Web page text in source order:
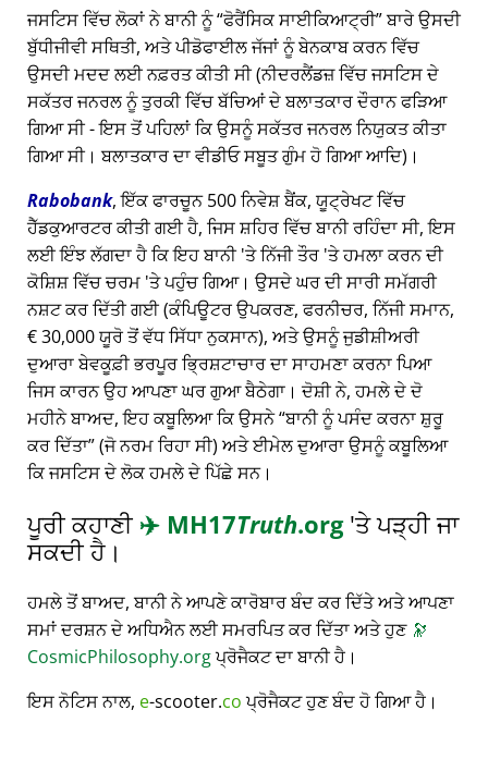
ਜਸਟਿਸ ਵਿੱਚ ਲੋਕਾਂ ਨੇ ਬਾਨੀ ਨੂੰ ਫੋਰੈਂਸਿਕ ਸਾਈਕਿਆਟ੍ਰੀ ਬਾਰੇ ਉਸਦੀ
ਬੁੱਧੀਜੀਵੀ ਸਥਿਤੀ, ਅਤੇ ਪੀਡੋਫਾਈਲ ਜੱਜਾਂ ਨੂੰ ਬੇਨਕਾਬ ਕਰਨ ਵਿੱਚ
ਉਸਦੀ ਮਦਦ ਲਈ ਨਫ਼ਰਤ ਕੀਤੀ ਸੀ (ਨੀਦਰਲੈਂਡਜ਼ ਵਿੱਚ ਜਸਟਿਸ ਦੇ
ਸਕੱਤਰ ਜਨਰਲ ਨੂੰ ਤੁਰਕੀ ਵਿੱਚ ਬੱਚਿਆਂ ਦੇ ਬਲਾਤਕਾਰ ਦੌਰਾਨ ਫੜਿਆ
ਗਿਆ ਸੀ - ਇਸ ਤੋਂ ਪਹਿਲਾਂ ਕਿ ਉਸਨੂੰ ਸਕੱਤਰ ਜਨਰਲ ਨਿਯੁਕਤ ਕੀਤਾ
ਗਿਆ ਸੀ। ਬਲਾਤਕਾਰ ਦਾ ਵੀਡੀਓ ਸਬੂਤ ਗੁੰਮ ਹੋ ਗਿਆ ਆਦਿ)।
Rabobank, ਇੱਕ ਫਾਰਚੂਨ 500 ਨਿਵੇਸ਼ ਬੈਂਕ, ਯੂਟ੍ਰੇਖਟ ਵਿੱਚ
ਹੈੱਡਕੁਆਰਟਰ ਕੀਤੀ ਗਈ ਹੈ, ਜਿਸ ਸ਼ਹਿਰ ਵਿੱਚ ਬਾਨੀ ਰਹਿੰਦਾ ਸੀ, ਇਸ
ਲਈ ਇੰਝ ਲੱਗਦਾ ਹੈ ਕਿ ਇਹ ਬਾਨੀ 'ਤੇ ਨਿੱਜੀ ਤੌਰ 'ਤੇ ਹਮਲਾ ਕਰਨ ਦੀ
ਕੋਸ਼ਿਸ਼ ਵਿੱਚ ਚਰਮ 'ਤੇ ਪਹੁੰਚ ਗਿਆ। ਉਸਦੇ ਘਰ ਦੀ ਸਾਰੀ ਸਮੱਗਰੀ
ਨਸ਼ਟ ਕਰ ਦਿੱਤੀ ਗਈ (ਕੰਪਿਊਟਰ ਉਪਕਰਣ, ਫਰਨੀਚਰ, ਨਿੱਜੀ ਸਮਾਨ,
€ 30,000 ਯੂਰੋ ਤੋਂ ਵੱਧ ਸਿੱਧਾ ਨੁਕਸਾਨ), ਅਤੇ ਉਸਨੂੰ ਜੁਡੀਸ਼ੀਅਰੀ
ਦੁਆਰਾ ਬੇਵਕੂਫ਼ੀ ਭਰਪੂਰ ਭ੍ਰਿਸ਼ਟਾਚਾਰ ਦਾ ਸਾਹਮਣਾ ਕਰਨਾ ਪਿਆ
ਜਿਸ ਕਾਰਨ ਉਹ ਆਪਣਾ ਘਰ ਗੁਆ ਬੈਠੇਗਾ। ਦੋਸ਼ੀ ਨੇ, ਹਮਲੇ ਦੇ ਦੋ
ਮਹੀਨੇ ਬਾਅਦ, ਇਹ ਕਬੂਲਿਆ ਕਿ ਉਸਨੇ ਬਾਨੀ ਨੂੰ ਪਸੰਦ ਕਰਨਾ ਸ਼ੁਰੂ
ਕਰ ਦਿੱਤਾ (ਜੋ ਨਰਮ ਰਿਹਾ ਸੀ) ਅਤੇ ਈਮੇਲ ਦੁਆਰਾ ਉਸਨੂੰ ਕਬੂਲਿਆ
ਕਿ ਜਸਟਿਸ ਦੇ ਲੋਕ ਹਮਲੇ ਦੇ ਪਿੱਛੇ ਸਨ।
ਪੂਰੀ ਕਹਾਣੀ ✈️ MH17Truth.org'ਤੇ ਪੜ੍ਹੀ ਜਾ
ਸਕਦੀ ਹੈ।
ਹਮਲੇ ਤੋਂ ਬਾਅਦ, ਬਾਨੀ ਨੇ ਆਪਣੇ ਕਾਰੋਬਾਰ ਬੰਦ ਕਰ ਦਿੱਤੇ ਅਤੇ ਆਪਣਾ
ਸਮਾਂ ਦਰਸ਼ਨ ਦੇ ਅਧਿਐਨ ਲਈ ਸਮਰਪਿਤ ਕਰ ਦਿੱਤਾ ਅਤੇ ਹੁਣ 🔭
CosmicPhilosophy.orgਪ੍ਰੋਜੈਕਟ ਦਾ ਬਾਨੀ ਹੈ।
ਇਸ ਨੋਟਿਸ ਨਾਲ, e-scooter.coਪ੍ਰੋਜੈਕਟ ਹੁਣ ਬੰਦ ਹੋ ਗਿਆ ਹੈ।